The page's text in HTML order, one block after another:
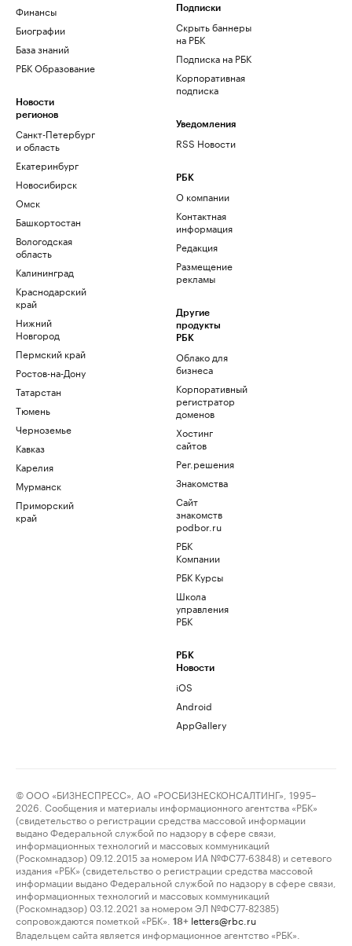
Финансы
Биографии
База знаний
РБК Образование
Новости
регионов
Санкт-Петербург
и область
Екатеринбург
Новосибирск
Омск
Башкортостан
Вологодская
область
Калининград
Краснодарский
край
Нижний
Новгород
Пермский край
Ростов-на-Дону
Татарстан
Тюмень
Черноземье
Кавказ
Карелия
Мурманск
Приморский
край
Подписки
Скрыть баннеры
на РБК
Подписка на РБК
Корпоративная
подписка
Уведомления
RSS Новости
РБК
О компании
Контактная
информация
Редакция
Размещение
рекламы
Другие
продукты
РБК
Облако для
бизнеса
Корпоративный
регистратор
доменов
Хостинг
сайтов
Рег.решения
Знакомства
Сайт
знакомств
podbor.ru
РБК
Компании
РБК Курсы
Школа
управления
РБК
РБК
Новости
iOS
Android
AppGallery
© ООО «БИЗНЕСПРЕСС», АО «РОСБИЗНЕСКОНСАЛТИНГ», 1995–
2026. Сообщения и материалы информационного агентства «РБК»
(свидетельство о регистрации средства массовой информации
выдано Федеральной службой по надзору в сфере связи,
информационных технологий и массовых коммуникаций
(Роскомнадзор) 09.12.2015 за номером ИА №ФС77-63848) и сетевого
издания «РБК» (свидетельство о регистрации средства массовой
информации выдано Федеральной службой по надзору в сфере связи,
информационных технологий и массовых коммуникаций
(Роскомнадзор) 03.12.2021 за номером ЭЛ №ФС77-82385)
сопровождаются пометкой «РБК».
18+ letters@rbc.ru
Владельцем сайта является информационное агентство «РБК».